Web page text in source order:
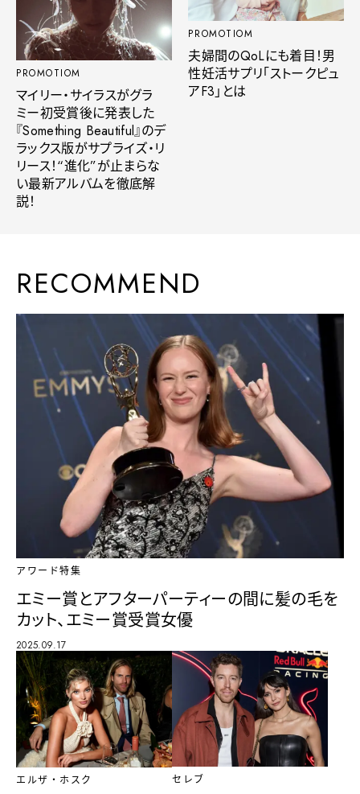
PROMOTIOM
マイリー・サイラスがグラ
ミー初受賞後に発表した
『Something Beautiful』のデ
ラックス版がサプライズ・リ
リース！“進化”が止まらな
い最新アルバムを徹底解
説！
PROMOTIOM
夫婦間のQoLにも着目！男
性妊活サプリ「ストークピュ
アF3」とは
RECOMMEND
アワード特集
エミー賞とアフターパーティーの間に髪の毛を
カット、エミー賞受賞女優
2025.09.17
エルザ・ホスク セレブ